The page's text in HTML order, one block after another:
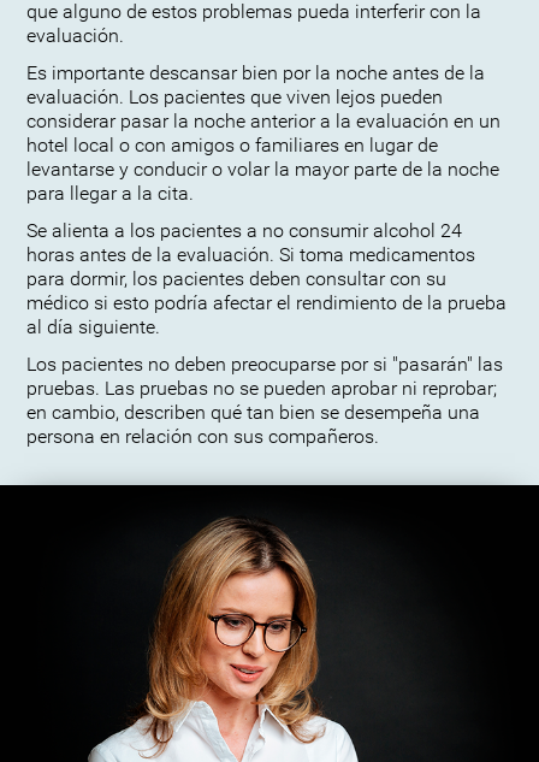
que alguno de estos problemas pueda interferir con la
evaluación.
Es importante descansar bien por la noche antes de la
evaluación. Los pacientes que viven lejos pueden
considerar pasar la noche anterior a la evaluación en un
hotel local o con amigos o familiares en lugar de
levantarse y conducir o volar la mayor parte de la noche
para llegar a la cita.
Se alienta a los pacientes a no consumir alcohol 24
horas antes de la evaluación. Si toma medicamentos
para dormir, los pacientes deben consultar con su
médico si esto podría afectar el rendimiento de la prueba
al día siguiente.
Los pacientes no deben preocuparse por si "pasarán" las
pruebas. Las pruebas no se pueden aprobar ni reprobar;
en cambio, describen qué tan bien se desempeña una
persona en relación con sus compañeros.